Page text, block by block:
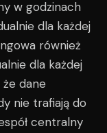
w godzinach
dla każdej
również
dla każdej
dane
nie trafiają do
centralny